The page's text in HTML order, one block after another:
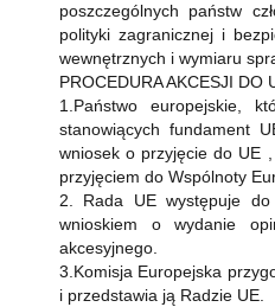
poszczególnych państw
polityki zagranicznej i
wewnętrznych i wymiaru
PROCEDURA AKCESJI DO
1.Państwo europejskie,
stanowiących fundament
wniosek o przyjęcie do UE
przyjęciem do Wspólnoty
2. Rada UE występuje
wnioskiem o wydanie
akcesyjnego.
3.Komisja Europejska
i przedstawia ją Radzie UE.